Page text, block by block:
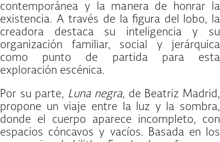
contemporánea y la manera de honrar la
existencia. A través de la figura del lobo, la
creadora destaca su inteligencia y su
organización familiar, social y jerárquica
como punto de partida para esta
exploración escénica.
Por su parte, Luna negra, de Beatriz Madrid,
propone un viaje entre la luz y la sombra,
donde el cuerpo aparece incompleto, con
espacios cóncavos y vacíos. Basada en los